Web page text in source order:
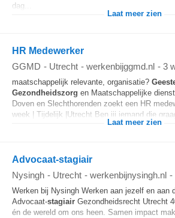
dag...
Laat meer zien
HR Medewerker
GGMD - Utrecht - werkenbijggmd.nl - 3
maatschappelijk relevante, organisatie?
Gezondheidszorg en Maatschappelijke
Doven en Slechthorenden zoekt een HR
week | Tijdelijk |Utrecht Ben jij iemand die
Laat meer zien
Advocaat-stagiair
Nysingh - Utrecht - werkenbijnysingh.nl -
Werken bij Nysingh Werken aan jezelf en aan
Advocaat-stagiair Gezondheidsrecht Utrecht
én de wereld om ons heen. Samen impact